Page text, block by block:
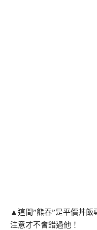
▲這間”熊吞”是平價丼飯
注意才不會錯過他！